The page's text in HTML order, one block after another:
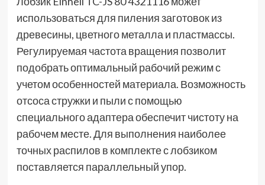
использоваться для пиления заготовок из
древесины, цветного металла и пластмассы.
Регулируемая частота вращения позволит
подобрать оптимальный рабочий режим с
учетом особенностей материала. Возможность
отсоса стружки и пыли с помощью
специального адаптера обеспечит чистоту на
рабочем месте. Для выполнения наиболее
точных распилов в комплекте с лобзиком
поставляется параллельный упор.